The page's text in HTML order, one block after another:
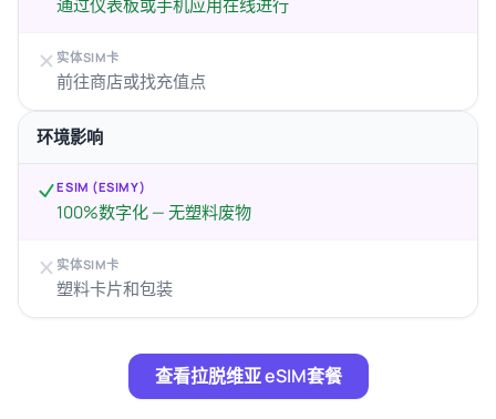
通过仪表板或手机应用在线进行
实体SIM卡
前往商店或找充值点
环境影响
ESIM (ESIMY)
100%数字化 — 无塑料废物
实体SIM卡
塑料卡片和包装
查看拉脱维亚 eSIM套餐